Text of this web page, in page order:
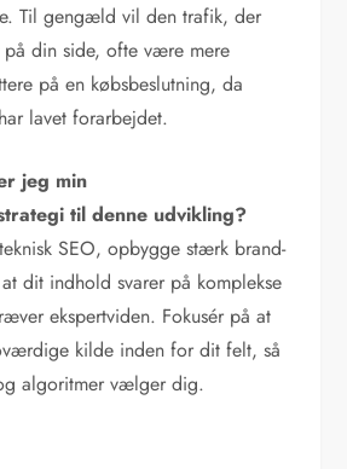
Til gengæld vil den trafik, der
på din side, ofte være mere
på en købsbeslutning, da
lavet forarbejdet.
jeg min
til denne udvikling?
SEO, opbygge stærk brand-
dit indhold svarer på komplekse
ekspertviden. Fokusér på at
kilde inden for dit felt, så
algoritmer vælger dig.